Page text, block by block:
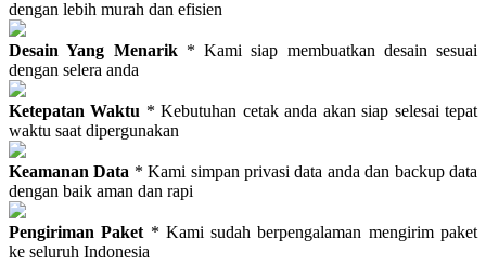
dengan lebih murah dan efisien
Desain Yang Menarik* Kami siap membuatkan desain sesuai
dengan selera anda
Ketepatan Waktu * Kebutuhan cetak anda akan siap selesai tepat
waktu saat dipergunakan
Keamanan Data * Kami simpan privasi data anda dan backup data
dengan baik aman dan rapi
Pengiriman Paket * Kami sudah berpengalaman mengirim paket
ke seluruh Indonesia